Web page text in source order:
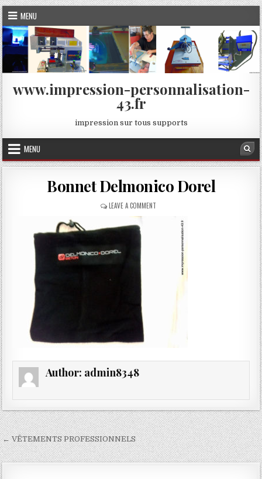
Skip
to
content
MENU
www.impression-personnalisation-
43.fr
impression sur tous supports
MENU
Bonnet Delmonico Dorel
LEAVE A COMMENTON
DELMONICO
Author: admin8348
Navigation
de
← VÊTEMENTS PROFESSIONNELS